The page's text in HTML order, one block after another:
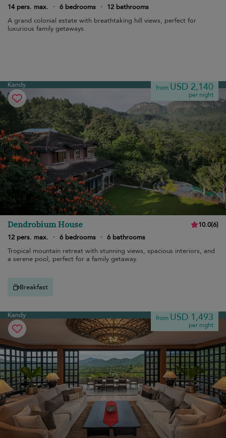
14 pers. max.
· 6 bedrooms ·
12 bathrooms
A grand colonial estate with breathtaking hill views, perfect for
luxurious family getaways.
Kandy from USD 2,140
per night
Dendrobium House 10.0(6)
12 pers. max.
· 6 bedrooms · 6 bathrooms
Tropical mountain retreat with stunning views, spacious interiors, and
a serene pool, perfect for a family getaway.
Breakfast
Kandy from USD 1,493
per night